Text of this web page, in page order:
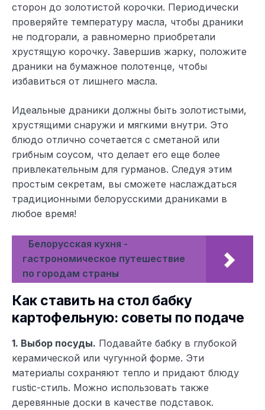
сторон до золотистой корочки. Периодически
проверяйте температуру масла, чтобы драники
не подгорали, а равномерно приобретали
хрустящую корочку. Завершив жарку, положите
драники на бумажное полотенце, чтобы
избавиться от лишнего масла.
Идеальные драники должны быть золотистыми,
хрустящими снаружи и мягкими внутри. Это
блюдо отлично сочетается с сметаной или
грибным соусом, что делает его еще более
привлекательным для гурманов. Следуя этим
простым секретам, вы сможете наслаждаться
традиционными белорусскими драниками в
любое время!
Белорусская кухня -
гастрономическое путешествие
по городам страны
Как ставить на стол бабку
картофельную: советы по подаче
1. Выбор посуды. Подавайте бабку в глубокой
керамической или чугунной форме. Эти
материалы сохраняют тепло и придают блюду
rustic-стиль. Можно использовать также
деревянные доски в качестве подставок.